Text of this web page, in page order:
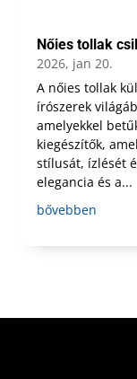
Nőies tollak
2026, jan 20.
A nőies tollak
írószerek
amelyekkel
kiegészítők,
stílusát, ízlését
elegancia és a...
bővebben